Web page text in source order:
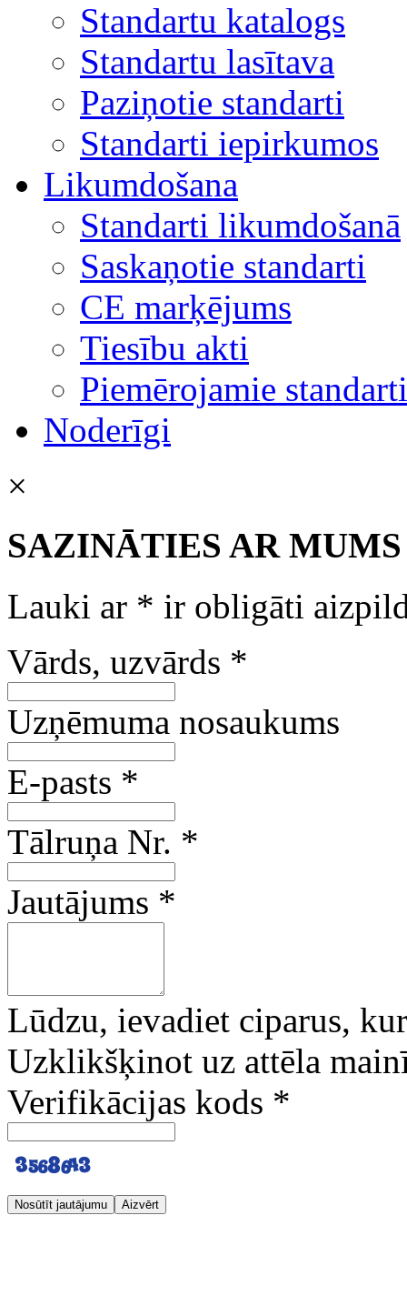
Standartu katalogs
Standartu lasītava
Paziņotie standarti
Standarti iepirkumos
Likumdošana
Standarti likumdošanā
Saskaņotie standarti
CE marķējums
Tiesību akti
Piemērojamie standarti
Noderīgi
×
SAZINĀTIES AR MUMS
Lauki ar * ir obligāti
Vārds, uzvārds *
Uzņēmuma nosaukums
E-pasts *
Tālruņa Nr. *
Jautājums *
Lūdzu, ievadiet ciparus,
Uzklikšķinot uz attēla
Verifikācijas kods *
Nosūtīt jautājumu Aizvērt